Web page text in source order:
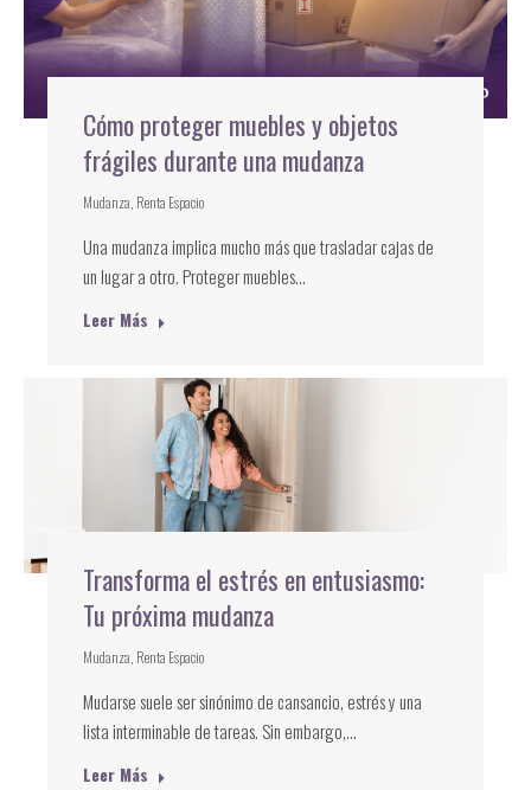
Cómo proteger muebles y objetos
frágiles durante una mudanza
Mudanza Renta Espacio
Una mudanza implica mucho más que trasladar cajas de
un lugar a otro. Proteger muebles…
Leer Más
Transforma el estrés en entusiasmo:
Tu próxima mudanza
Mudanza Renta Espacio
Mudarse suele ser sinónimo de cansancio, estrés y una
lista interminable de tareas. Sin embargo,…
Leer Más